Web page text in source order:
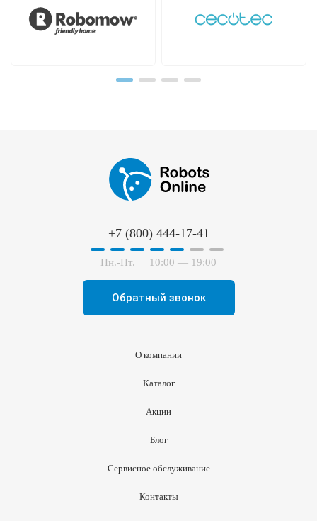
О компании
Каталог
Акции
Блог
Сервисное обслуживание
Контакты
+7 (800) 444-17-41
Пн.-Пт. 10:00 — 19:00
Обратный звонок